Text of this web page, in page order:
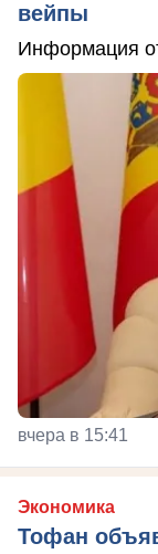
вейпы
Информация
вчера в 15:41
Экономика
Тофан